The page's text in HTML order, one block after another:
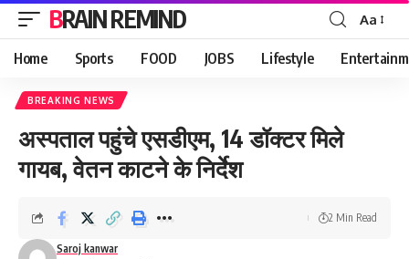
BRAIN REMIND
Font
Resizer
Aa
Home Sports FOOD JOBS Lifestyle
BREAKING NEWS
अस्पताल पहुंचे एसडीएम, 14 डॉक्टर मिले
गायब, वेतन काटने के निर्देश
Saroj kanwar
2 Min Read